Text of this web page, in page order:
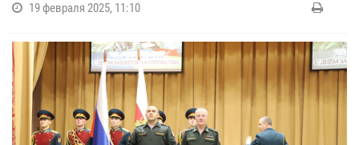
19 февраля 2025, 11:10